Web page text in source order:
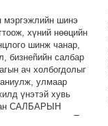
мэргэжлийн шинэ
хүний нөөцийн
шинж чанар,
бизнеñийн салбар
ач холбогдолыг
улмаар
үнэтэй хувь
САЛБАРЫН
баяр хүргэе. Та